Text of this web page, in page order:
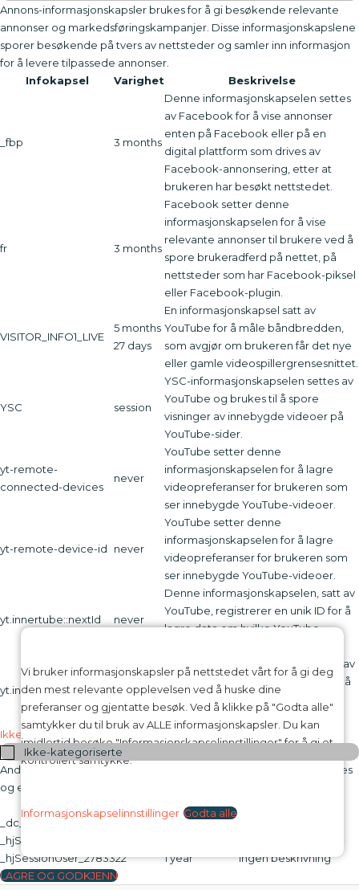
Vi bruker informasjonskapsler på nettstedet vårt for å gi deg
den mest relevante opplevelsen ved å huske dine
preferanser og gjentatte besøk. Ved å klikke på "Godta alle"
samtykker du til bruk av ALLE informasjonskapsler. Du kan
imidlertid besøke "Informasjonskapselinnstillinger" for å gi et
kontrollert samtykke.
Informasjonskapselinnstillinger Godta alle
Annons-informasjonskapsler brukes for å gi besøkende relevante
annonser og markedsføringskampanjer. Disse informasjonskapslene
sporer besøkende på tvers av nettsteder og samler inn informasjon
for å levere tilpassede annonser.
Infokapsel
Varighet Beskrivelse
_fbp 3 months
Denne informasjonskapselen settes
av Facebook for å vise annonser
enten på Facebook eller på en
digital plattform som drives av
Facebook-annonsering, etter at
brukeren har besøkt nettstedet.
fr 3 months
Facebook setter denne
informasjonskapselen for å vise
relevante annonser til brukere ved å
spore brukeradferd på nettet, på
nettsteder som har Facebook-piksel
eller Facebook-plugin.
VISITOR_INFO1_LIVE
5 months
27 days
En informasjonskapsel satt av
YouTube for å måle båndbredden,
som avgjør om brukeren får det nye
eller gamle videospillergrensesnittet.
YSC session
YSC-informasjonskapselen settes av
YouTube og brukes til å spore
visninger av innebygde videoer på
YouTube-sider.
yt-remote-
connected-devices
never
YouTube setter denne
informasjonskapselen for å lagre
videopreferanser for brukeren som
ser innebygde YouTube-videoer.
yt-remote-device-id never
YouTube setter denne
informasjonskapselen for å lagre
videopreferanser for brukeren som
ser innebygde YouTube-videoer.
yt.innertube::nextId never
Denne informasjonskapselen, satt av
YouTube, registrerer en unik ID for å
lagre data om hvilke YouTube-
yt.innertube::requestsnever
Denne informasjonskapselen, satt av
YouTube, registrerer en unik ID for å
videoer brukeren har sett.
Ikke-kategoriserte
Ikke-kategoriserte
Andre ikke-kategoriserte informasjonskapsler er de som analyseres
og ennå ikke er klassifisert i en kategori.
Varighet
_dc_gtm_UA-16973076-1
1 minute
_hjSession_2783322
_hjSessionUser_2783322
1 year
Ingen beskrivning
LAGRE OG GODKJENN